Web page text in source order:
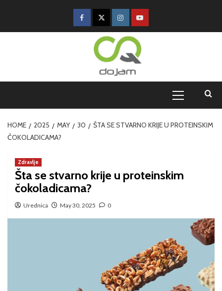
HOME 2025 MAY 30
ŠTA SE STVARNO KRIJE U PROTEINSKIM
ČOKOLADICAMA?
Zdravlje
Šta se stvarno krije u proteinskim
čokoladicama?
Urednica May 30, 2025 0